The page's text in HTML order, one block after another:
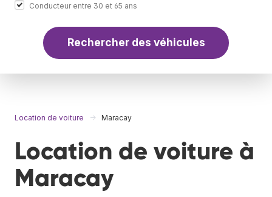
Conducteur entre 30 et 65 ans
Rechercher des véhicules
Location de voiture Maracay
Location de voiture à
Maracay